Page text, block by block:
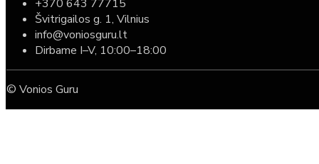
+370 643 77715
Švitrigailos g. 1, Vilnius
info@voniosguru.lt
Dirbame I–V, 10:00–18:00
© Vonios Guru